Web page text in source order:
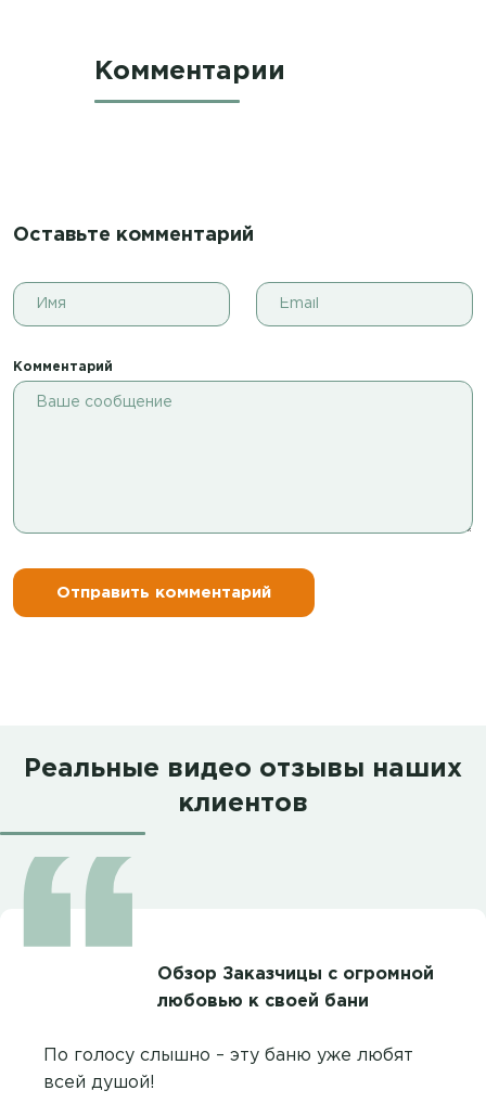
Комментарии
Оставьте комментарий
Комментарий
Реальные видео отзывы наших
клиентов
Обзор Заказчицы с огромной
любовью к своей бани
По голосу слышно – эту баню уже любят
всей душой!